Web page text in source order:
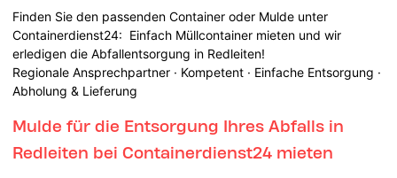
Finden Sie den passenden Container oder Mulde unter
Containerdienst24: Einfach Müllcontainer mieten und wir
erledigen die Abfallentsorgung in Redleiten!
Regionale Ansprechpartner · Kompetent · Einfache Entsorgung ·
Abholung & Lieferung
Mulde für die Entsorgung Ihres Abfalls in
Redleiten bei Containerdienst24 mieten